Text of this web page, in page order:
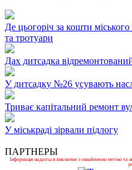
Де цьогоріч за кошти
та тротуари
Дах дитсадка
У дитсадку №26 усувають
Триває капітальний ремонт
У міськраді зірвали підлогу
ПАРТНЕРЫ
Інформація надається виключно з ознайомчою метою та